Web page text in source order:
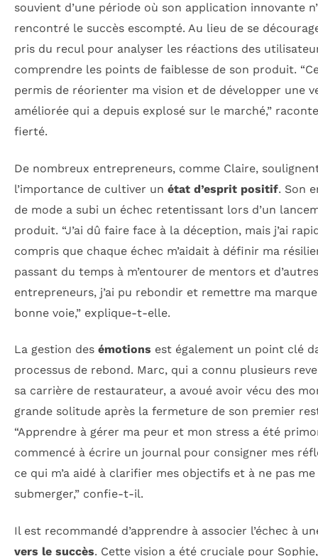
souvient d’une période où son application innovante
rencontré le succès escompté. Au lieu de se
pris du recul pour analyser les réactions des
comprendre les points de faiblesse de son produit.
permis de réorienter ma vision et de développer une
améliorée qui a depuis explosé sur le marché,”
fierté.
De nombreux entrepreneurs, comme Claire,
l’importance de cultiver un état d’esprit positif. Son
de mode a subi un échec retentissant lors d’un
produit. “J’ai dû faire face à la déception, mais j’ai
compris que chaque échec m’aidait à définir ma
passant du temps à m’entourer de mentors et d’autres
entrepreneurs, j’ai pu rebondir et remettre ma
bonne voie,” explique-t-elle.
La gestion des émotions est également un point clé
processus de rebond. Marc, qui a connu plusieurs
sa carrière de restaurateur, a avoué avoir vécu des
grande solitude après la fermeture de son premier
“Apprendre à gérer ma peur et mon stress a été
commencé à écrire un journal pour consigner mes
ce qui m’a aidé à clarifier mes objectifs et à ne pas
submerger,” confie-t-il.
Il est recommandé d’apprendre à associer l’échec à
vers le succès. Cette vision a été cruciale pour